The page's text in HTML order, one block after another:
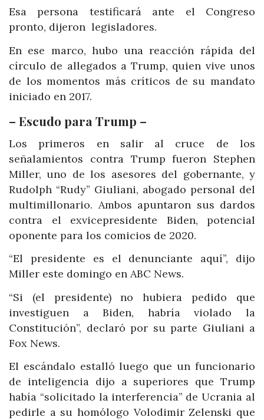
Esa persona testificará ante el Congreso
pronto, dijeron legisladores.
En ese marco, hubo una reacción rápida del
círculo de allegados a Trump, quien vive unos
de los momentos más críticos de su mandato
iniciado en 2017.
– Escudo para Trump –
Los primeros en salir al cruce de los
señalamientos contra Trump fueron Stephen
Miller, uno de los asesores del gobernante, y
Rudolph “Rudy” Giuliani, abogado personal del
multimillonario. Ambos apuntaron sus dardos
contra el exvicepresidente Biden, potencial
oponente para los comicios de 2020.
“El presidente es el denunciante aquí”, dijo
Miller este domingo en ABC News.
“Si (el presidente) no hubiera pedido que
investiguen a Biden, habría violado la
Constitución”, declaró por su parte Giuliani a
Fox News.
El escándalo estalló luego que un funcionario
de inteligencia dijo a superiores que Trump
había “solicitado la interferencia” de Ucrania al
pedirle a su homólogo Volodimir Zelenski que